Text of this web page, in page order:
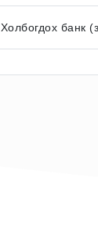
Холбогдох банк